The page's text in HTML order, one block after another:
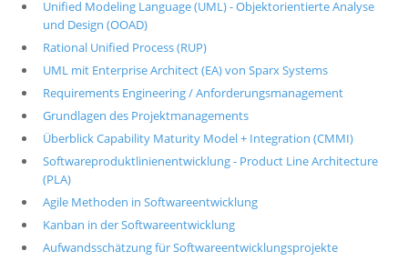
Unified Modeling Language (UML) - Objektorientierte Analyse
und Design (OOAD)
Rational Unified Process (RUP)
UML mit Enterprise Architect (EA) von Sparx Systems
Requirements Engineering / Anforderungsmanagement
Grundlagen des Projektmanagements
Überblick Capability Maturity Model + Integration (CMMI)
Softwareproduktlinienentwicklung - Product Line Architecture
(PLA)
Agile Methoden in Softwareentwicklung
Kanban in der Softwareentwicklung
Aufwandsschätzung für Softwareentwicklungsprojekte